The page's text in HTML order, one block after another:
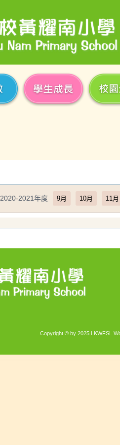
2020-2021年度 9月 10月 11月
Copyright © by 2025 LKWFSL